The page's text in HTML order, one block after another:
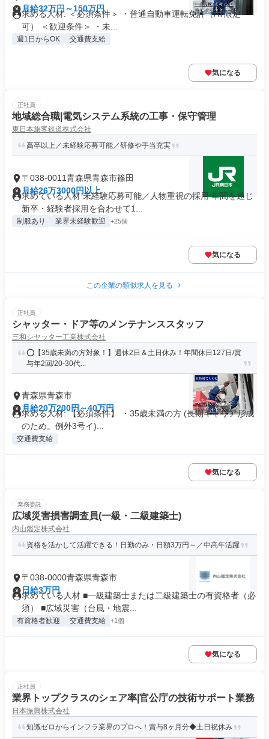
月給32万円～150万円
求める人材: ＜必須条件＞ ・普通自動車運転免許（AT限定
可） ＜歓迎条件＞ ・未...
週1日からOK 交通費支給
気になる
正社員
地域総合職|電気システム系統の工事・保守管理
東日本旅客鉄道株式会社
高卒以上／未経験応募可能／研修や手当充実
〒038-0011青森県青森市篠田
月給26万3000円以上
求めている人材 未経験応募可能／人物重視の採用 年間を通じ
新卒・経験者採用を合わせて1...
制服あり 業界未経験歓迎 +25個
気になる
この企業の類似求人を見る
正社員
シャッター・ドア等のメンテナンススタッフ
三和シヤッター工業株式会社
⭕️【35歳未満の方対象！】週休2日＆土日休み！年間休日127日/賞
与年2回/20-30代...
青森県青森市
月給20万200円～40万円
求める人材: 【必須条件】 ・35歳未満の方 (長期キャリア形成
のため。例外3号イ)...
交通費支給
気になる
業務委託
広域災害損害調査員(一級・二級建築士)
内山鑑定株式会社
資格を活かして活躍できる！日勤のみ・日額3万円～／中高年活躍
〒038-0000青森県青森市
日給3万円
求めている人材 ■一級建築士または二級建築士の有資格者（必
須） ■広域災害（台風・地震...
有資格者歓迎 交通費支給 +1個
気になる
正社員
業界トップクラスのシェア率|官公庁の技術サポート業務
日本振興株式会社
知識ゼロからインフラ業界のプロへ！賞与8ヶ月分◆土日祝休み